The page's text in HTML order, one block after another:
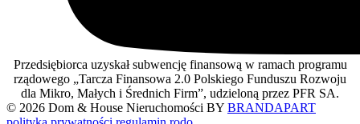
Przedsiębiorca uzyskał subwencję finansową w ramach programu
rządowego „Tarcza Finansowa 2.0 Polskiego Funduszu Rozwoju
dla Mikro, Małych i Średnich Firm”, udzieloną przez PFR SA.
© 2026 Dom & House Nieruchomości BY BRANDAPART